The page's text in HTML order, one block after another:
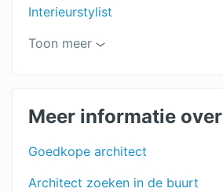
Interieurstylist
Huis ontwerpen
Toon meer
Meer informatie over
Goedkope architect
Architect zoeken in de buurt